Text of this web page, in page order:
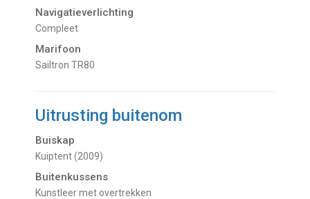
Navigatieverlichting
Compleet
Marifoon
Sailtron TR80
Uitrusting buitenom
Buiskap
Kuiptent (2009)
Buitenkussens
Kunstleer met overtrekken